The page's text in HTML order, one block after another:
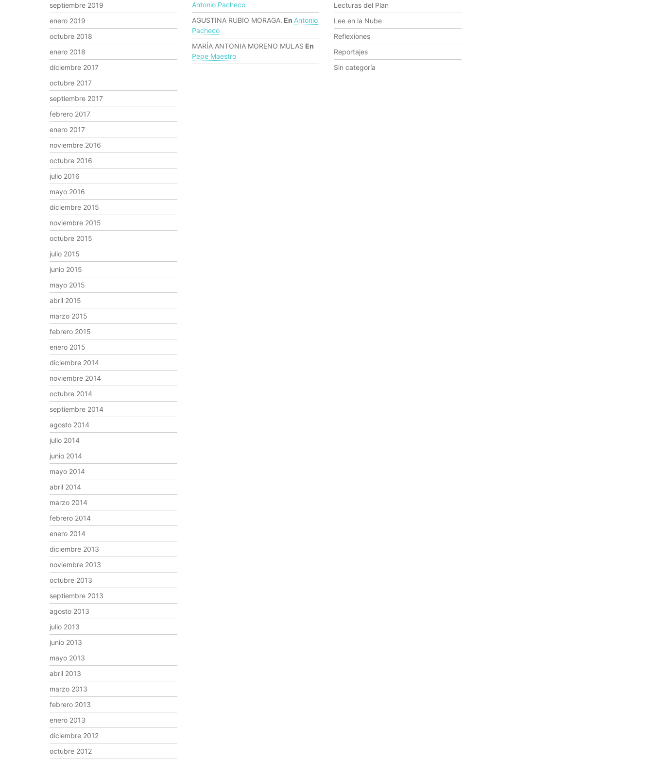
septiembre 2019
enero 2019
octubre 2018
enero 2018
diciembre 2017
octubre 2017
septiembre 2017
febrero 2017
enero 2017
noviembre 2016
octubre 2016
julio 2016
mayo 2016
diciembre 2015
noviembre 2015
octubre 2015
julio 2015
junio 2015
mayo 2015
abril 2015
marzo 2015
febrero 2015
enero 2015
diciembre 2014
noviembre 2014
octubre 2014
septiembre 2014
agosto 2014
julio 2014
junio 2014
mayo 2014
abril 2014
marzo 2014
febrero 2014
enero 2014
diciembre 2013
noviembre 2013
octubre 2013
septiembre 2013
agosto 2013
julio 2013
junio 2013
mayo 2013
abril 2013
marzo 2013
febrero 2013
enero 2013
diciembre 2012
octubre 2012
Antonio Pacheco
AGUSTINA RUBIO MORAGA. En Antonio
Pacheco
MARÍA ANTONIA MORENO MULAS En
Pepe Maestro
Lecturas del Plan
Lee en la Nube
Reflexiones
Reportajes
Sin categoría